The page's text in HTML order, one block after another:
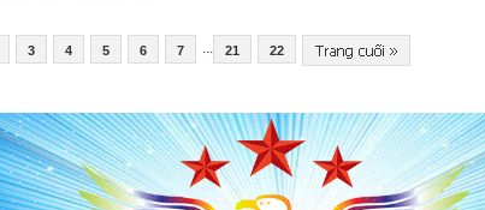
3 4 5 6 7 ... 21 22